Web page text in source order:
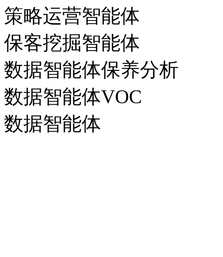
策略运营智能体
保客挖掘智能体
数据智能体保养分析
数据智能体VOC
数据智能体